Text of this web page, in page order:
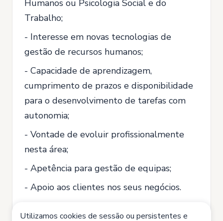
Humanos ou Psicologia Social e do
Trabalho;
- Interesse em novas tecnologias de
gestão de recursos humanos;
- Capacidade de aprendizagem,
cumprimento de prazos e disponibilidade
para o desenvolvimento de tarefas com
autonomia;
- Vontade de evoluir profissionalmente
nesta área;
- Apetência para gestão de equipas;
- Apoio aos clientes nos seus negócios.
Utilizamos cookies de sessão ou persistentes e